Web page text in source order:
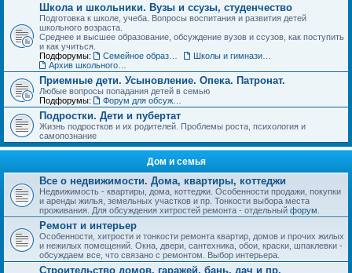
Школа и школьники. Вузы и ссузы, студенчество
Подготовка к школе, учеба. Вопросы воспитания и развития детей
школьного возраста.
Среднее и высшее образование, обсуждение вузов и ссузов, как поступить
и как учиться.
Подфорумы:
Приемные дети. Усыновление. Опека. Патронат.
Любые вопросы попадания детей в семью
Подфорумы:
Подростки. Дети и пубертат
Жизнь подростков и их родителей. Проблемы роста, психология и
самопознание
Дом и семья
Все о недвижимости. Дома, квартиры, коттеджи
Недвижимость - квартиры, дома, коттеджи. Особенности продажи, покупки
и аренды жилья, земельных участков и пр. Тонкости выбора места
проживания. Для обсуждения хитростей ремонта - отдельный форум
Ремонт и интерьер
Особенности, хитрости и тонкости ремонта квартир, домов и прочих жилых
и нежилых помещений. Окна, двери, сантехника, обои, краски, шпаклевки -
обсуждаем все, что связано с ремонтом. Выбор интерьера.
Строительство домов, гаражей, бань, дач и пр.